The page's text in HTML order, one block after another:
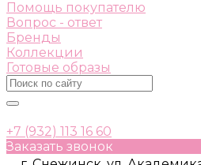
Помощь покупателю
Вопрос - ответ
Бренды
Коллекции
Готовые образы
+7 (932) 113 16 60
Заказать звонок